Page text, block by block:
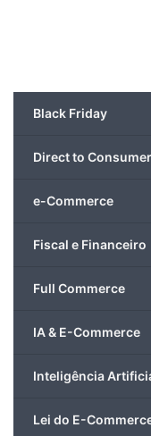
Black Friday
Direct to
e-Commerce
Fiscal e Financeiro
Full Commerce
IA & E-Commerce
Inteligência
Lei do E-